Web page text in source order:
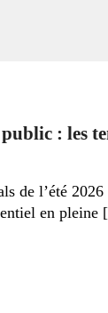
: les
de l’été
en pleine